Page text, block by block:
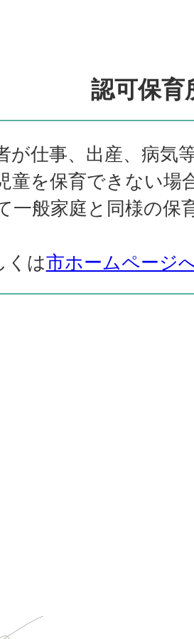
認可保育
が仕事、出産、病気
童を保育できない場
一般家庭と同様の保
くは市ホームページ